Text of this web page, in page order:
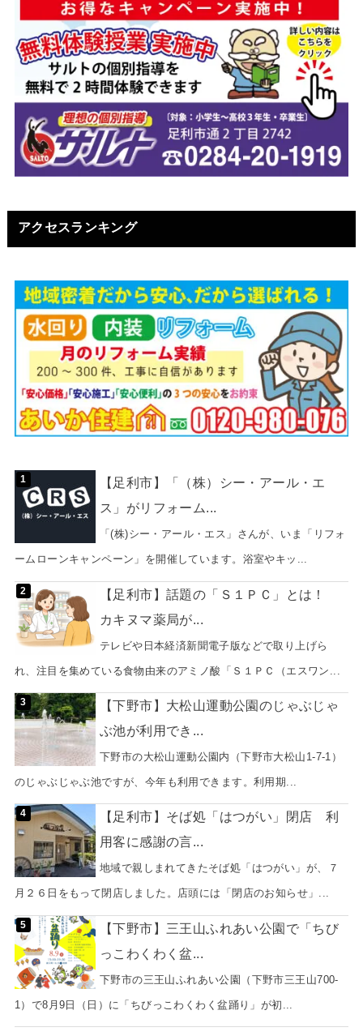
アクセスランキング
【足利市】「（株）シー・アール・エ
ス」がリフォーム...
「(株)シー・アール・エス」さんが、いま「リフォ
ームローンキャンペーン」を開催しています。浴室やキッ...
【足利市】話題の「Ｓ１ＰＣ」とは！
カキヌマ薬局が...
テレビや日本経済新聞電子版などで取り上げら
れ、注目を集めている食物由来のアミノ酸「Ｓ１ＰＣ（エスワン...
【下野市】大松山運動公園のじゃぶじゃ
ぶ池が利用でき...
下野市の大松山運動公園内（下野市大松山1-7-1）
のじゃぶじゃぶ池ですが、今年も利用できます。利用期...
【足利市】そば処「はつがい」閉店 利
用客に感謝の言...
地域で親しまれてきたそば処「はつがい」が、７
月２６日をもって閉店しました。店頭には「閉店のお知らせ」...
【下野市】三王山ふれあい公園で「ちび
っこわくわく盆...
下野市の三王山ふれあい公園（下野市三王山700-
1）で8月9日（日）に「ちびっこわくわく盆踊り」が初...